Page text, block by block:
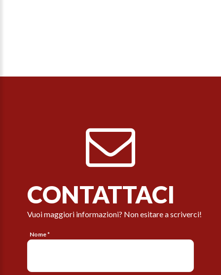
CONTATTACI
Vuoi maggiori informazioni? Non esitare a scriverci!
Nome *